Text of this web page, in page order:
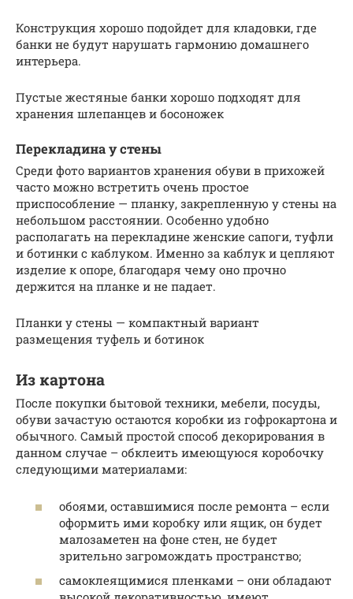
Конструкция хорошо подойдет для кладовки, где
банки не будут нарушать гармонию домашнего
интерьера.
Пустые жестяные банки хорошо подходят для
хранения шлепанцев и босоножек
Перекладина у стены
Среди фото вариантов хранения обуви в прихожей
часто можно встретить очень простое
приспособление — планку, закрепленную у стены на
небольшом расстоянии. Особенно удобно
располагать на перекладине женские сапоги, туфли
и ботинки с каблуком. Именно за каблук и цепляют
изделие к опоре, благодаря чему оно прочно
держится на планке и не падает.
Планки у стены — компактный вариант
размещения туфель и ботинок
Из картона
После покупки бытовой техники, мебели, посуды,
обуви зачастую остаются коробки из гофрокартона и
обычного. Самый простой способ декорирования в
данном случае – обклеить имеющуюся коробочку
следующими материалами:
обоями, оставшимися после ремонта – если
оформить ими коробку или ящик, он будет
малозаметен на фоне стен, не будет
зрительно загромождать пространство;
самоклеящимися пленками – они обладают